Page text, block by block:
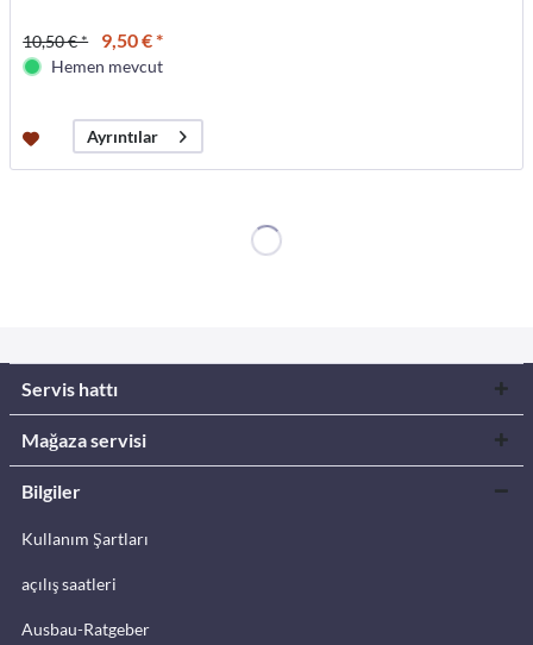
10,50 € * 9,50 € *
Hemen mevcut
Ayrıntılar
Servis hattı
Mağaza servisi
Bilgiler
Kullanım Şartları
açılış saatleri
Ausbau-Ratgeber